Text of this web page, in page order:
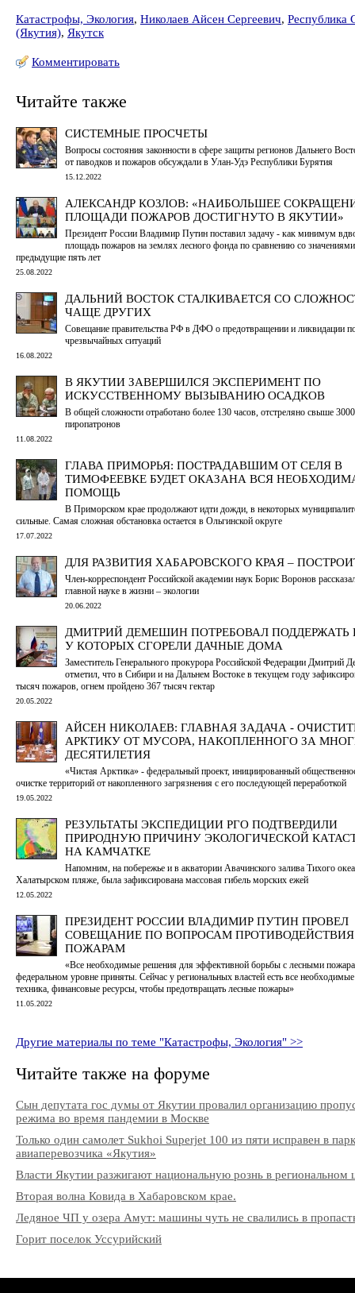
Катастрофы, Экология, Николаев Айсен Сергеевич, Республика
(Якутия), Якутск
Комментировать
Читайте также
СИСТЕМНЫЕ ПРОСЧЕТЫ
Вопросы состояния законности в сфере защиты регионов Дальнего
от паводков и пожаров обсуждали в Улан-Удэ Республики Бурятия
15.12.2022
АЛЕКСАНДР КОЗЛОВ: «НАИБОЛЬШЕЕ
ПЛОЩАДИ ПОЖАРОВ ДОСТИГНУТО В ЯКУТИИ»
Президент России Владимир Путин поставил задачу - как минимум
площадь пожаров на землях лесного фонда по сравнению со
предыдущие пять лет
25.08.2022
ДАЛЬНИЙ ВОСТОК СТАЛКИВАЕТСЯ СО
ЧАЩЕ ДРУГИХ
Совещание правительства РФ в ДФО о предотвращении и ликвидации
чрезвычайных ситуаций
16.08.2022
В ЯКУТИИ ЗАВЕРШИЛСЯ ЭКСПЕРИМЕНТ ПО
ИСКУССТВЕННОМУ ВЫЗЫВАНИЮ ОСАДКОВ
В общей сложности отработано более 130 часов, отстреляно свыше 3000
пиропатронов
11.08.2022
ГЛАВА ПРИМОРЬЯ: ПОСТРАДАВШИМ ОТ СЕЛЯ В
ТИМОФЕЕВКЕ БУДЕТ ОКАЗАНА ВСЯ
ПОМОЩЬ
В Приморском крае продолжают идти дожди, в некоторых
сильные. Самая сложная обстановка остается в Ольгинской округе
17.07.2022
ДЛЯ РАЗВИТИЯ ХАБАРОВСКОГО КРАЯ –
Член-корреспондент Российской академии наук Борис Воронов
главной науке в жизни – экологии
20.06.2022
ДМИТРИЙ ДЕМЕШИН ПОТРЕБОВАЛ ПОДДЕРЖАТЬ
У КОТОРЫХ СГОРЕЛИ ДАЧНЫЕ ДОМА
Заместитель Генерального прокурора Российской Федерации Дмитрий
отметил, что в Сибири и на Дальнем Востоке в текущем году
тысяч пожаров, огнем пройдено 367 тысяч гектар
20.05.2022
АЙСЕН НИКОЛАЕВ: ГЛАВНАЯ ЗАДАЧА -
АРКТИКУ ОТ МУСОРА, НАКОПЛЕННОГО ЗА
ДЕСЯТИЛЕТИЯ
«Чистая Арктика» - федеральный проект, инициированный
очистке территорий от накопленного загрязнения с его последующей переработкой
19.05.2022
РЕЗУЛЬТАТЫ ЭКСПЕДИЦИИ РГО ПОДТВЕРДИЛИ
ПРИРОДНУЮ ПРИЧИНУ ЭКОЛОГИЧЕСКОЙ
НА КАМЧАТКЕ
Напомним, на побережье и в акватории Авачинского залива Тихого
Халатырском пляже, была зафиксирована массовая гибель морских ежей
12.05.2022
ПРЕЗИДЕНТ РОССИИ ВЛАДИМИР ПУТИН ПРОВЕЛ
СОВЕЩАНИЕ ПО ВОПРОСАМ
ПОЖАРАМ
«Все необходимые решения для эффективной борьбы с лесными
федеральном уровне приняты. Сейчас у региональных властей есть все
техника, финансовые ресурсы, чтобы предотвращать лесные пожары»
11.05.2022
Другие материалы по теме "Катастрофы, Экология" >>
Читайте также на форуме
Сын депутата гос думы от Якутии провалил организацию
режима во время пандемии в Москве
Только один самолет Sukhoi Superjet 100 из пяти исправен в
авиаперевозчика «Якутия»
Власти Якутии разжигают национальную рознь в региональном
Вторая волна Ковида в Хабаровском крае.
Ледяное ЧП у озера Амут: машины чуть не свалились в
Горит поселок Уссурийский